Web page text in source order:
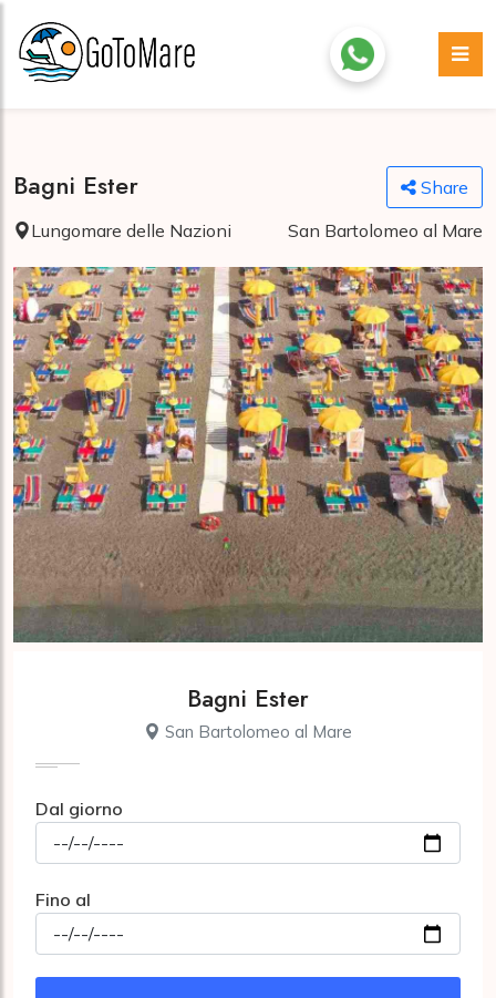
Bagni Ester
Share
Lungomare delle Nazioni
San Bartolomeo al Mare
Bagni Ester
San Bartolomeo al Mare
Dal giorno
Fino al